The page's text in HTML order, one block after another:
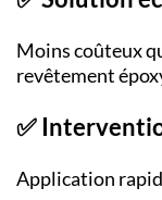
Moins coûteux
revêtement
✅
Application